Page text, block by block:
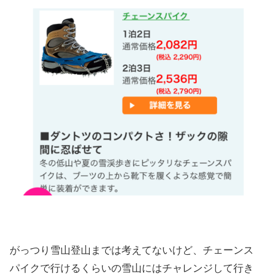
がっつり雪山登山までは考えてないけど、チェーンス
パイクで行けるくらいの雪山にはチャレンジして行き